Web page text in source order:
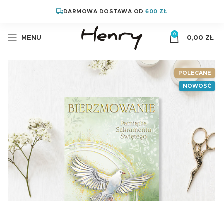
DARMOWA DOSTAWA OD600 ZŁ
MENU
0
0,00 ZŁ
POLECANE
NOWOŚĆ